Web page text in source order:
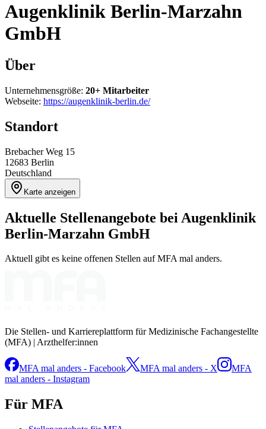
Augenklinik Berlin-Marzahn
GmbH
Über
Unternehmensgröße: 20+ Mitarbeiter
Webseite: https://augenklinik-berlin.de/
Standort
Brebacher Weg 15
12683 Berlin
Deutschland
Karte anzeigen
Aktuelle Stellenangebote bei Augenklinik
Berlin-Marzahn GmbH
Aktuell gibt es keine offenen Stellen auf MFA mal anders.
Die Stellen- und Karriereplattform für Medizinische Fachangestellte
(MFA) | Arzthelfer:innen
MFA mal anders - Facebook MFA mal anders - X
MFA
mal anders - Instagram
Für MFA